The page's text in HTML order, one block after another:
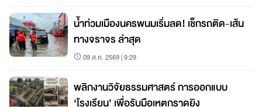
น้ำท่วมเมืองนครพนมเริ่มลด! เช็กรถติด-เส้น
ทางจราจร ล่าสุด
09 ส.ค. 2569 | 9:29
พลิกงานวิจัยธรรมศาสตร์ การออกแบบ
‘โรงเรียน’ เพื่อรับมือเหตุกราดยิง